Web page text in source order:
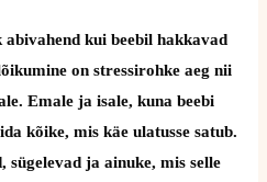
kui beebil hakkavad
on stressirohke aeg nii
Emale ja isale, kuna beebi
kõike, mis käe ulatusse satub.
sügelevad ja ainuke, mis selle